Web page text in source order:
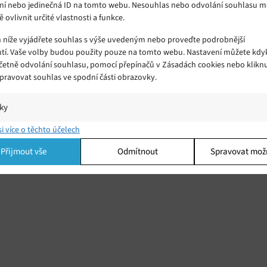
nebo jedinečná ID na tomto webu. Nesouhlas nebo odvolání souhlasu
ovlivnit určité vlastnosti a funkce.
vyjádřete souhlas s výše uvedeným nebo proveďte podrobnější
Vaše volby budou použity pouze na tomto webu. Nastavení můžete
odvolání souhlasu, pomocí přepínačů v Zásadách cookies nebo
souhlas ve spodní části obrazovky.
a/nebo přístup k informacím v zařízení, Porozumění publiku
kombinací údajů z různých zdrojů.
více o těchto účelech
Přijmout vše Odmítnout Spravovat